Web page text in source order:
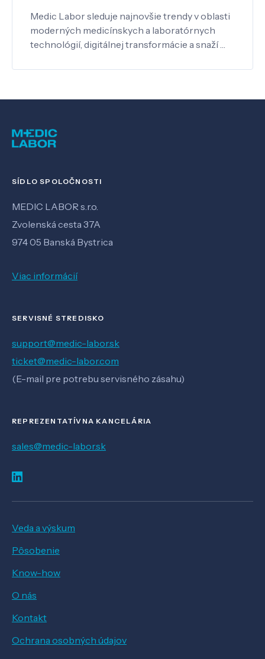
Medic Labor sleduje najnovšie trendy v oblasti
moderných medicínskych a laboratórnych
technológií, digitálnej transformácie a snaží …
SÍDLO SPOLOČNOSTI
MEDIC LABOR s.r.o.
Zvolenská cesta 37A
974 05 Banská Bystrica
Viac informácií
SERVISNÉ STREDISKO
support@medic-labor.sk
ticket@medic-labor.com
(E-mail pre potrebu servisného zásahu)
REPREZENTATÍVNA KANCELÁRIA
sales@medic-labor.sk
Veda a výskum
Pôsobenie
Know-how
O nás
Kontakt
Ochrana osobných údajov